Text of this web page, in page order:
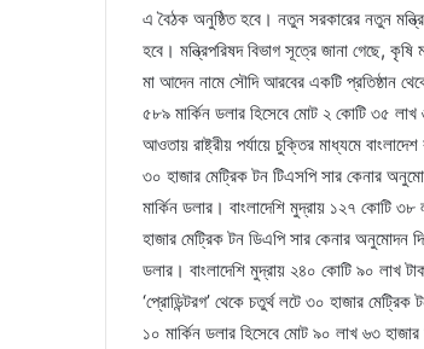
এ বৈঠক অনুষ্ঠিত হবে। নতুন সরকারের নতুন
হবে। মন্ত্রিপরিষদ বিভাগ সূত্রে জানা গেছে,
মা আদেন নামে সৌদি আরবের একটি প্রতিষ্ঠান
৫৮৯ মার্কিন ডলার হিসেবে মোট ২ কোটি ৩৫ লাখ
আওতায় রাষ্ট্রীয় পর্যায়ে চুক্তির মাধ্যমে
৩০ হাজার মেট্রিক টন টিএসপি সার কেনার
মার্কিন ডলার। বাংলাদেশি মুদ্রায় ১২৭ কোটি
হাজার মেট্রিক টন ডিএপি সার কেনার অনুমোদন
ডলার। বাংলাদেশি মুদ্রায় ২৪০ কোটি ৯০ লাখ
‘প্রোডিন্টরগ’ থেকে চতুর্থ লটে ৩০ হাজার
১০ মার্কিন ডলার হিসেবে মোট ৯০ লাখ ৬৩